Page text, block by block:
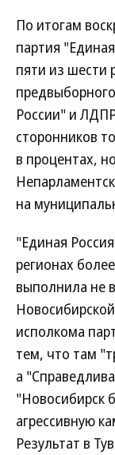
По итогам
партия
пяти из шести
России" и
сторонников
в процентах,
на
"Единая
регионах
выполнила не
исполкома
тем, что там
а
"Новосибирск
агрессивную
Результат в